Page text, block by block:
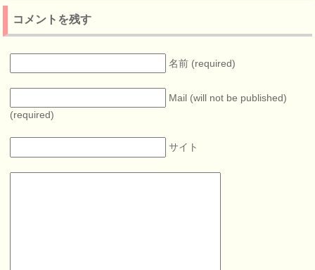
コメントを残す
名前 (required)
Mail (will not be published)
(required)
サイト